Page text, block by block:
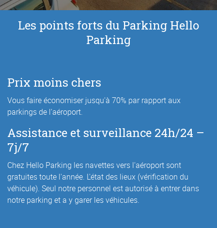
Les points forts du Parking Hello
Parking
Prix moins chers
Vous faire économiser jusqu'à 70% par rapport aux
parkings de l'aéroport.
Assistance et surveillance 24h/24 –
7j/7
Chez Hello Parking les navettes vers l'aéroport sont
gratuites toute l'année. L'état des lieux (vérification du
véhicule). Seul notre personnel est autorisé à entrer dans
notre parking et a y garer les véhicules.